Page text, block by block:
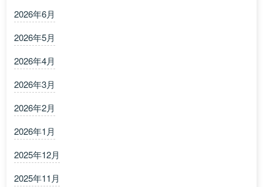
2026年6月
2026年5月
2026年4月
2026年3月
2026年2月
2026年1月
2025年12月
2025年11月